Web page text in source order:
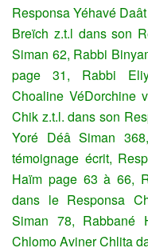
Responsa Yéhavé
Breïch z.t.l dans son
Siman 62, Rabbi
page 31, Rabbi
Choaline VéDorchine
Chik z.t.l. dans son
Yoré Déâ Siman
témoignage écrit,
Haïm page 63 à 66,
dans le Responsa
Siman 78, Rabbané
Chlomo Aviner Chlita